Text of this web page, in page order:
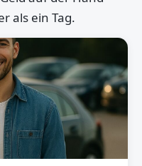
als ein Tag.